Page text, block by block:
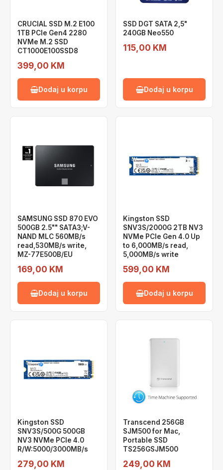
CRUCIAL SSD M.2 E100
1TB PCIe Gen4 2280
NVMe M.2 SSD
CT1000E100SSD8
399,00 KM
Dodaj u korpu
SSD DGT SATA 2,5"
240GB Neo550
115,00 KM
Dodaj u korpu
SAMSUNG SSD 870 EVO
500GB 2.5"" SATA3;V-
NAND MLC 560MB/s
read,530MB/s write,
MZ-77E500B/EU
169,00 KM
Dodaj u korpu
Kingston SSD
SNV3S/2000G 2TB NV3
NVMe PCIe Gen 4.0 Up
to 6,000MB/s read,
5,000MB/s write
599,00 KM
Dodaj u korpu
Kingston SSD
SNV3S/500G 500GB
NV3 NVMe PCIe 4.0
R/W:5000/3000MB/s
279,00 KM
Transcend 256GB
SJM500 for Mac,
Portable SSD
TS256GSJM500
249,00 KM